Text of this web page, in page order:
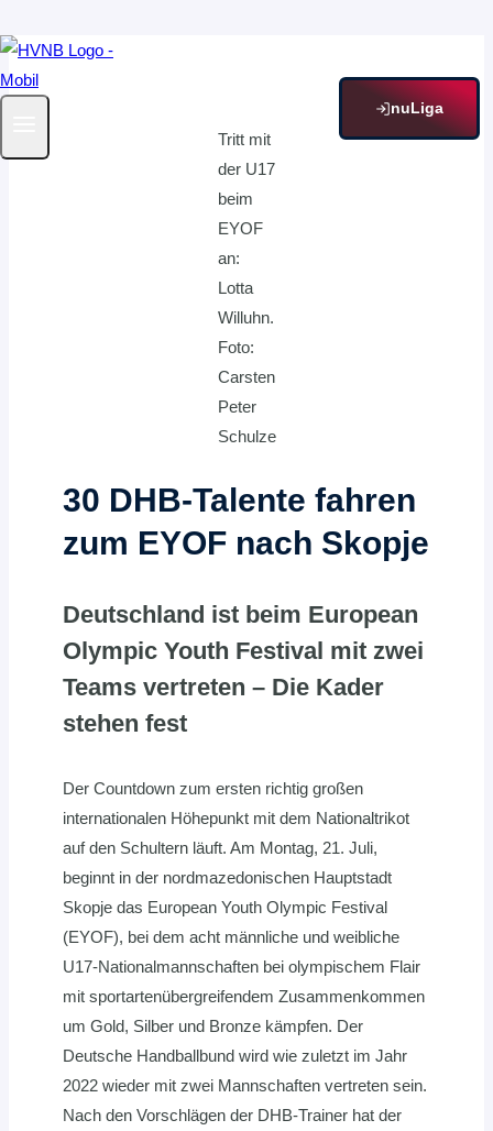
Zum
Inhalt
nuLiga
Tritt mit
der U17
beim
EYOF
an:
Lotta
Willuhn.
Foto:
Carsten
Peter
Schulze
30 DHB-Talente fahren
zum EYOF nach Skopje
Deutschland ist beim European
Olympic Youth Festival mit zwei
Teams vertreten – Die Kader
stehen fest
Der Countdown zum ersten richtig großen
internationalen Höhepunkt mit dem Nationaltrikot
auf den Schultern läuft. Am Montag, 21. Juli,
beginnt in der nordmazedonischen Hauptstadt
Skopje das European Youth Olympic Festival
(EYOF), bei dem acht männliche und weibliche
U17-Nationalmannschaften bei olympischem Flair
mit sportartenübergreifendem Zusammenkommen
um Gold, Silber und Bronze kämpfen. Der
Deutsche Handballbund wird wie zuletzt im Jahr
2022 wieder mit zwei Mannschaften vertreten sein.
Nach den Vorschlägen der DHB-Trainer hat der